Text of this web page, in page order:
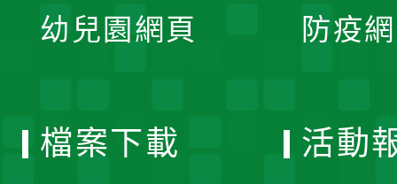
幼兒園網頁 防疫
檔案下載 活動